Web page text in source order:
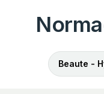
Beaute -